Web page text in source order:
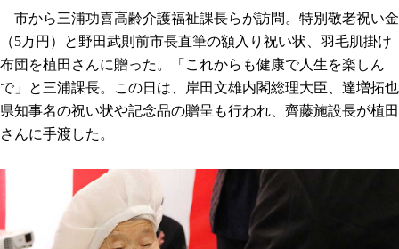
市から三浦功喜高齢介護福祉課長らが訪問。特別敬老祝い金
（5万円）と野田武則前市長直筆の額入り祝い状、羽毛肌掛け
布団を植田さんに贈った。「これからも健康で人生を楽しん
で」と三浦課長。この日は、岸田文雄内閣総理大臣、達増拓也
県知事名の祝い状や記念品の贈呈も行われ、齊藤施設長が植田
さんに手渡した。